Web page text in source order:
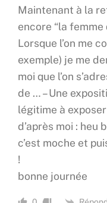
Maintenant à la
encore “la femme
Lorsque l’on me
exemple) je me
moi que l’on
de … – Une
légitime à
d’après moi : heu
c’est moche et
!
bonne journée